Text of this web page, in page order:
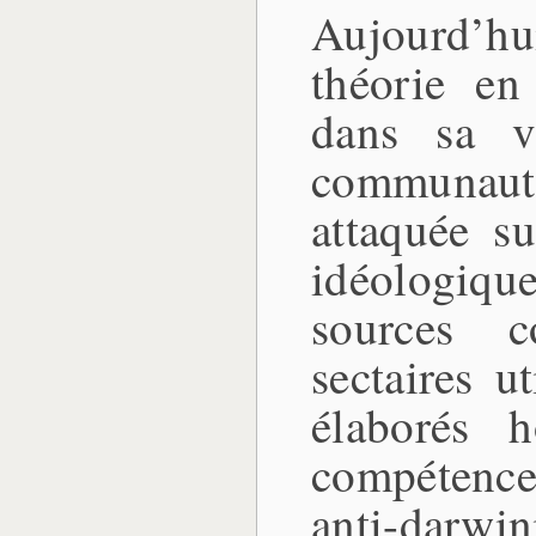
théorie en
dans sa
attaquée
sources
sectaires
élaborés
anti-